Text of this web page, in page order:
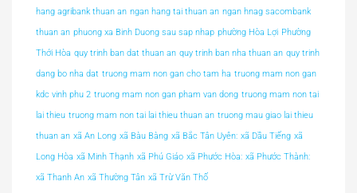
hang agribank thuan an ngan hang tai thuan an ngan hnag sacombank
thuan an phuong xa Binh Duong sau sap nhap phường Hòa Lợi Phường
Thới Hòa quy trinh ban dat thuan an quy trinh ban nha thuan an quy trinh
dang bo nha dat truong mam non gan cho tam ha truong mam non gan
kdc vinh phu 2 truong mam non gan pham van dong truong mam non tai
lai thieu truong mam non tai lai thieu thuan an truong mau giao lai thieu
thuan an xã An Long xã Bàu Bàng xã Bắc Tân Uyên: xã Dầu Tiếng xã
Long Hòa xã Minh Thạnh xã Phú Giáo xã Phước Hòa: xã Phước Thành:
xã Thanh An xã Thường Tân xã Trừ Văn Thố